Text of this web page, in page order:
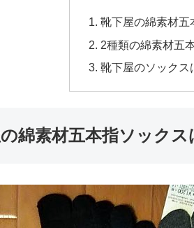
靴下屋の綿素材五
2種類の綿素材五
靴下屋のソックス
綿素材五本指ソックス